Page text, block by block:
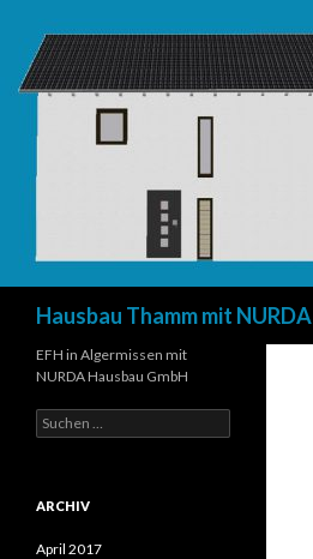
Hausbau Thamm mit NURDA
EFH in Algermissen mit
NURDA Hausbau GmbH
Suchen
nach:
ARCHIV
April 2017